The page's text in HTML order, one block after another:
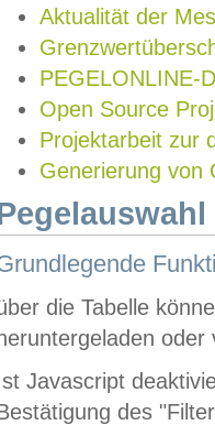
Aktualität der
PEGELONLINE-
Open Source
Projektarbeit zur
Generierung von
die Tabelle
heruntergeladen oder
Javascript
des